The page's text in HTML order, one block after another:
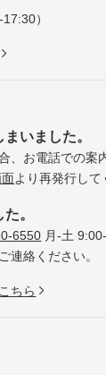
）
いました。
、お電話での案
より再発行して
。
6550 月-土
連絡ください。
ちら